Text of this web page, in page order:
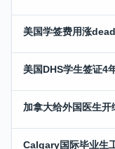
美国学签费用涨
美国DHS学生签证4
加拿大给外国医生
Calgary国际毕业生